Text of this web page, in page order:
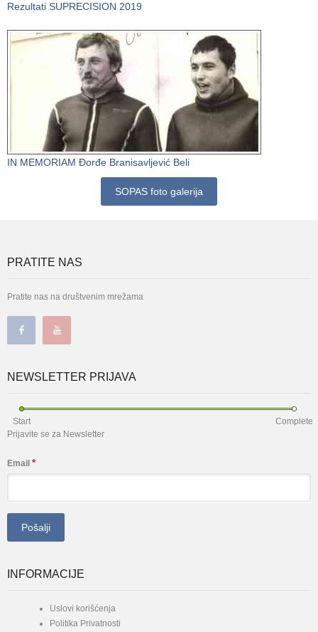
Rezultati SUPRECISION 2019
IN MEMORIAM Đorđe Branisavljević Beli
SOPAS foto galerija
PRATITE NAS
Pratite nas na društvenim mrežama
NEWSLETTER PRIJAVA
Start
Complete
Prijavite se za Newsletter
Email *
INFORMACIJE
Uslovi korišćenja
Politika Privatnosti